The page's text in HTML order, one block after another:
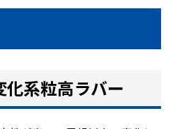
系粒高ラバー